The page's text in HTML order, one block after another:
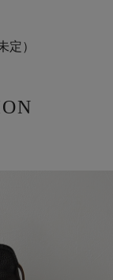
定）